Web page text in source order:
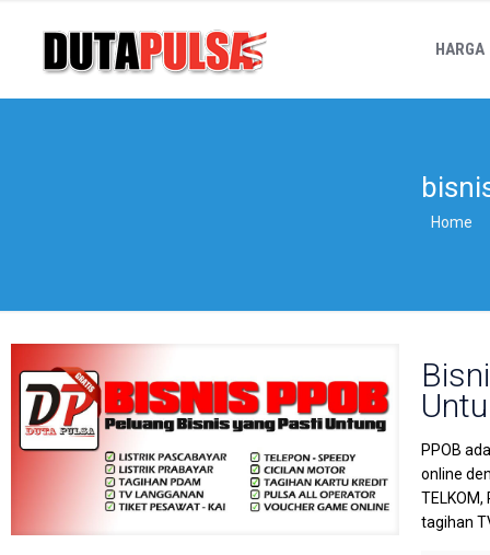
HARGA
Home
PPOB
online
tagihan